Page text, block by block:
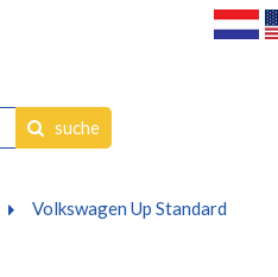
suche
Volkswagen Up Standard